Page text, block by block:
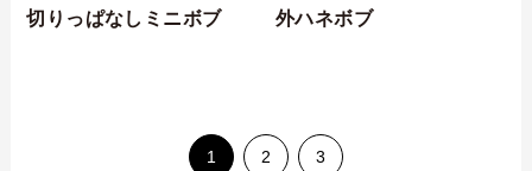
切りっぱなしミニボブ 外ハネボブ
1 2 3